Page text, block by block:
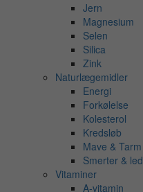
Jern
Magnesium
Selen
Silica
Zink
Naturlægemidler
Energi
Forkølelse
Kolesterol
Kredsløb
Mave & Tarm
Smerter & led
Vitaminer
A-vitamin